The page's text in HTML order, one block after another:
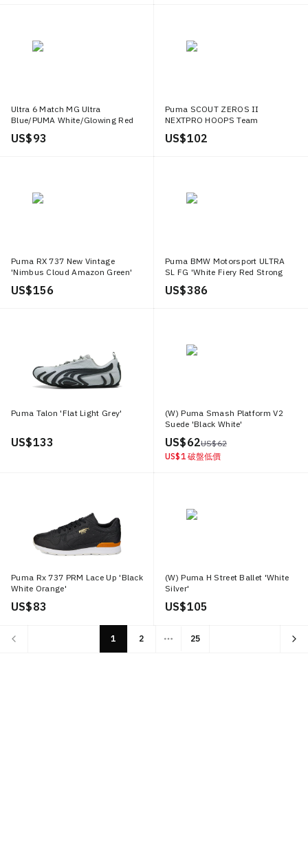
Ultra 6 Match MG Ultra
Blue/PUMA White/Glowing Red
US$ 93
Puma SCOUT ZEROS II
NEXTPRO HOOPS Team
Violet/Fluro Green Pes
US$ 102
Puma RX 737 New Vintage
'Nimbus Cloud Amazon Green'
US$ 156
Puma BMW Motorsport ULTRA
SL FG 'White Fiery Red Strong
Blue'
US$ 386
Puma Talon 'Flat Light Grey'
US$ 133
(W) Puma Smash Platform V2
Suede 'Black White'
US$ 62US$ 62
US$ 1 破盤低價
Puma Rx 737 PRM Lace Up 'Black
White Orange'
US$ 83
(W) Puma H Street Ballet 'White
Silver'
US$ 105
1 2
More pages
25